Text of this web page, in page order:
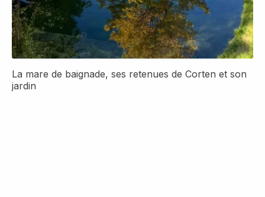
La mare de baignade, ses retenues de Corten et son
jardin